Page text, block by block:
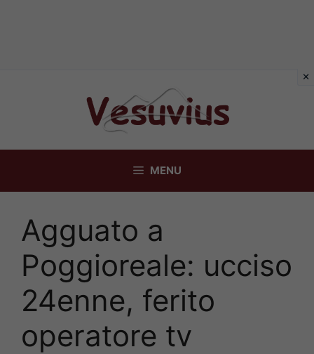
MENU
Agguato a
Poggioreale: ucciso
24enne, ferito
operatore tv